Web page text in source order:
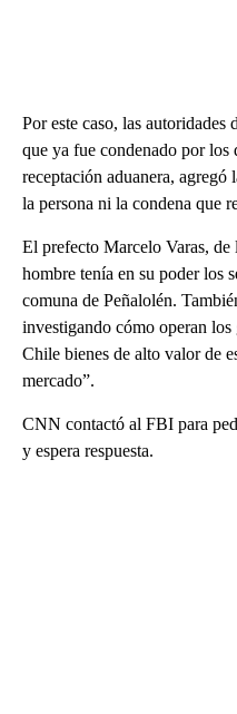
Por este caso, las
que ya fue condenado por
receptación aduanera,
la persona ni la condena que
El prefecto Marcelo Varas,
hombre tenía en su poder los
comuna de Peñalolén.
investigando cómo operan
Chile bienes de alto valor de
mercado”.
CNN contactó al FBI para
y espera respuesta.